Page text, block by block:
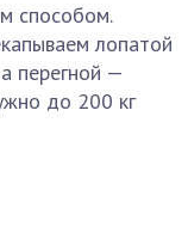
способом.
лопатой
перегной —
до 200 кг